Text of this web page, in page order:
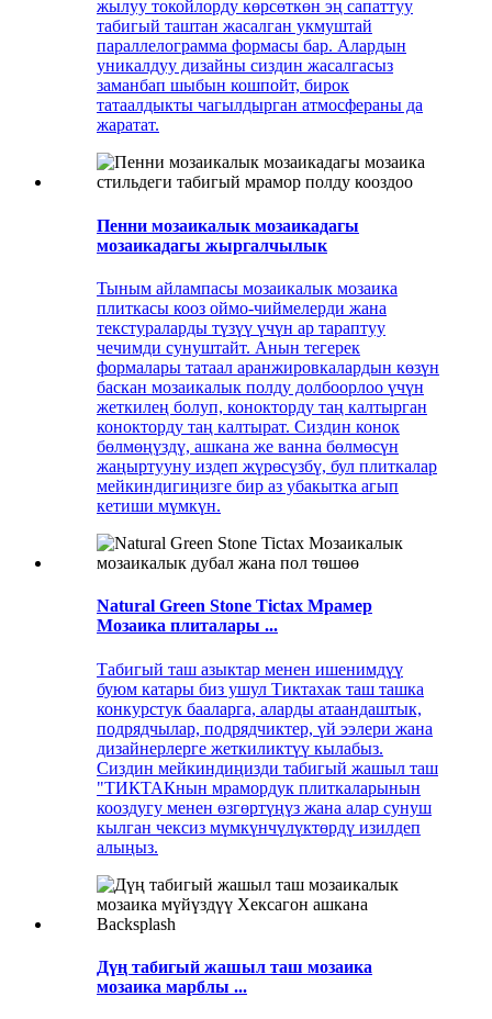
жылуу токойлорду көрсөткөн эң сапаттуу
табигый таштан жасалган укмуштай
параллелограмма формасы бар. Алардын
уникалдуу дизайны сиздин жасалгасыз
заманбап шыбын кошпойт, бирок
татаалдыкты чагылдырган атмосфераны да
жаратат.
Пенни мозаикалык мозаикадагы
мозаикадагы жыргалчылык
Тыным айлампасы мозаикалык мозаика
плиткасы кооз оймо-чиймелерди жана
текстураларды түзүү үчүн ар тараптуу
чечимди сунуштайт. Анын тегерек
формалары татаал аранжировкалардын көзүн
баскан мозаикалык полду долбоорлоо үчүн
жеткилең болуп, конокторду таң калтырган
конокторду таң калтырат. Сиздин конок
бөлмөңүздү, ашкана же ванна бөлмөсүн
жаңыртууну издеп жүрөсүзбү, бул плиткалар
мейкиндигиңизге бир аз убакытка агып
кетиши мүмкүн.
Natural Green Stone Tictax Мрамер
Мозаика плиталары ...
Табигый таш азыктар менен ишенимдүү
буюм катары биз ушул Тиктахак таш ташка
конкурстук бааларга, аларды атаандаштык,
подрядчылар, подрядчиктер, үй ээлери жана
дизайнерлерге жеткиликтүү кылабыз.
Сиздин мейкиндиңизди табигый жашыл таш
"ТИКТАКнын мрамордук плиткаларынын
кооздугу менен өзгөртүңүз жана алар сунуш
кылган чексиз мүмкүнчүлүктөрдү изилдеп
алыңыз.
Дүң табигый жашыл таш мозаика
мозаика марблы ​​...